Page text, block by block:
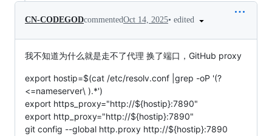
CN-CODEGODcommentedOct 14, 2025• edited
我不知道为什么就是走不了代理 换了端口，GitHub proxy
export hostip=$(cat /etc/resolv.conf |grep -oP '(?
<=nameserver\ ).*')
export https_proxy="http://${hostip}:7890"
export http_proxy="http://${hostip}:7890"
git config --global http.proxy http://${hostip}:7890